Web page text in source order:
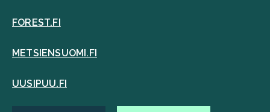
FOREST.FI
METSIENSUOMI.FI
UUSIPUU.FI